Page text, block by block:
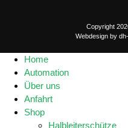
Copyright
Webdesign by
Home
Automation
Über uns
Anfahrt
Shop
Halbleiterschütze